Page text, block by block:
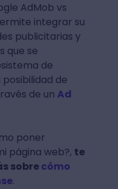
AdMob vs
integrar su
publicitarias y
que se
de
posibilidad de
de un Ad
poner
página web?, te
sobrecómo
.